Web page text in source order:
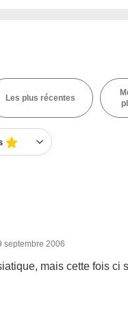
Les plus récentes
septembre 2006
mais cette fois ci